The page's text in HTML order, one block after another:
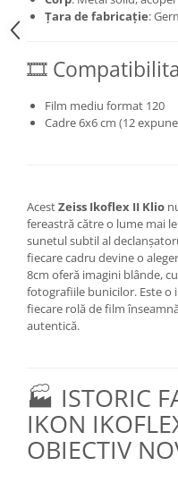
Țara de fabricație:
🎞️
Film mediu format 120
Cadre 6x6 cm (12
AcestZeiss Ikoflex II Klio
fereastră către o lume mai
sunetul subtil al
fiecare cadru devine o
8cm oferă imagini blânde,
fotografiile bunicilor. Este
fiecare rolă de film
autentică.
🏭 ISTORIC
IKON
OBIECTIV